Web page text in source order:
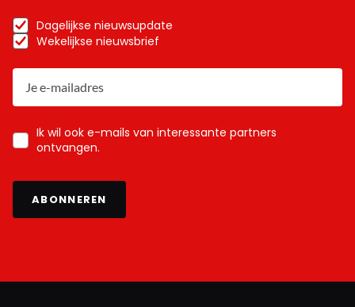
Dagelijkse nieuwsupdate
Wekelijkse nieuwsbrief
Ik wil ook e-mails van interessante partners
ontvangen.
ABONNEREN